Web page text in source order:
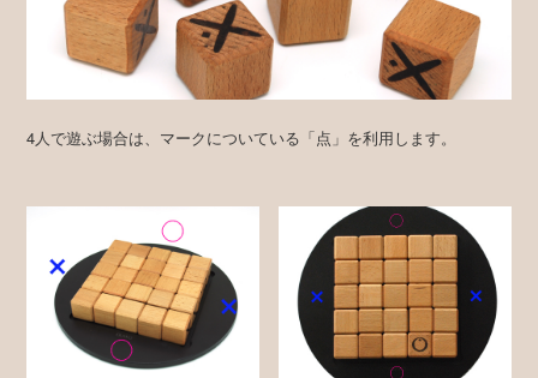
4人で遊ぶ場合は、マークについている「点」を利用します。